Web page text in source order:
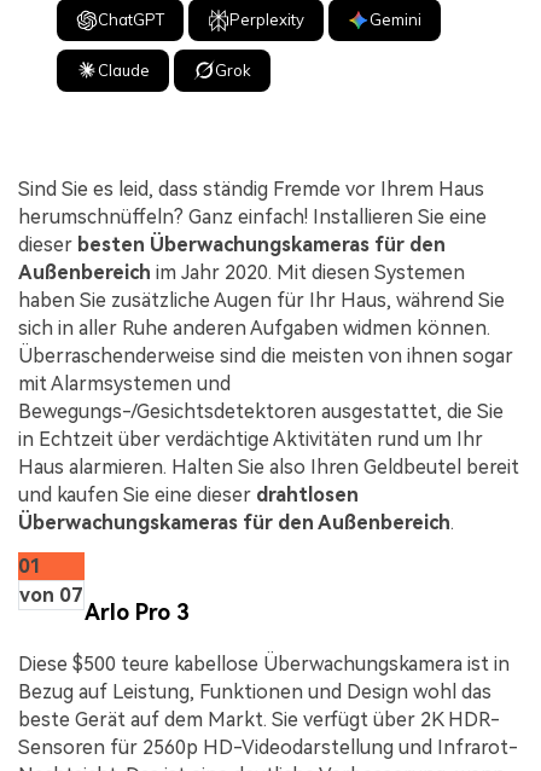
ChatGPT Perplexity Gemini
Claude Grok
Sind Sie es leid, dass ständig Fremde vor Ihrem Haus
herumschnüffeln? Ganz einfach! Installieren Sie eine
dieser besten Überwachungskameras für den
Außenbereich im Jahr 2020. Mit diesen Systemen
haben Sie zusätzliche Augen für Ihr Haus, während Sie
sich in aller Ruhe anderen Aufgaben widmen können.
Überraschenderweise sind die meisten von ihnen sogar
mit Alarmsystemen und
Bewegungs-/Gesichtsdetektoren ausgestattet, die Sie
in Echtzeit über verdächtige Aktivitäten rund um Ihr
Haus alarmieren. Halten Sie also Ihren Geldbeutel bereit
und kaufen Sie eine dieser drahtlosen
Überwachungskameras für den Außenbereich.
01
von 07
Arlo Pro 3
Diese $500 teure kabellose Überwachungskamera ist in
Bezug auf Leistung, Funktionen und Design wohl das
beste Gerät auf dem Markt. Sie verfügt über 2K HDR-
Sensoren für 2560p HD-Videodarstellung und Infrarot-